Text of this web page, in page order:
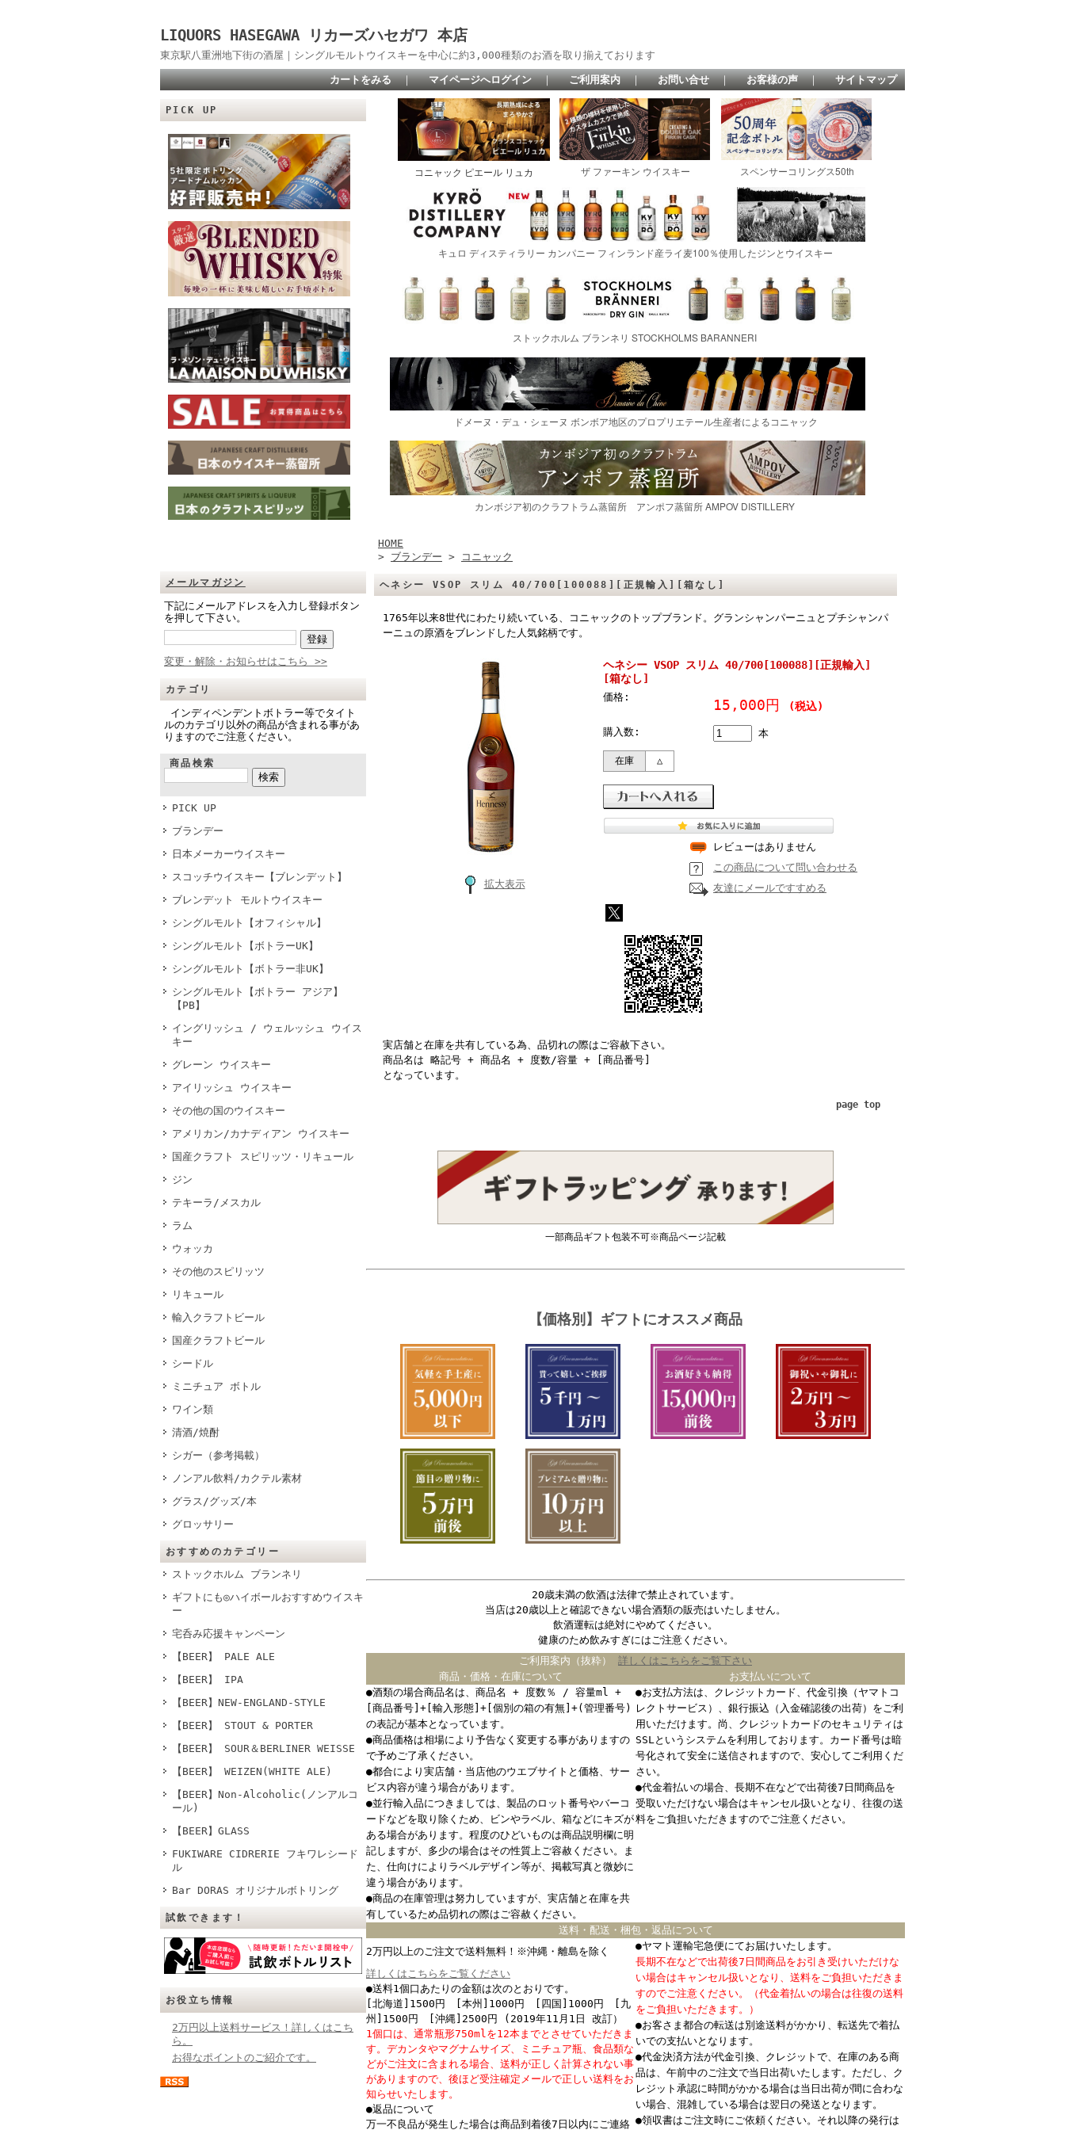
LIQUORS HASEGAWA リカーズハセガワ 本店
東京駅八重洲地下街の酒屋｜シングルモルトウイスキーを中心に約3,000種類のお酒を取り揃えております
カートをみる ｜ マイページへログイン ｜ ご利用案内 ｜ お問い合せ ｜ お客様の声 ｜ サイトマップ
PICK UP
メールマガジン
下記にメールアドレスを入力し登録ボタン
を押して下さい。
変更・解除・お知らせはこちら >>
カテゴリ
インディペンデントボトラー等でタイト
ルのカテゴリ以外の商品が含まれる事があ
りますのでご注意ください。
商品検索
PICK UP
ブランデー
日本メーカーウイスキー
スコッチウイスキー【ブレンデット】
ブレンデット モルトウイスキー
シングルモルト【オフィシャル】
シングルモルト【ボトラーUK】
シングルモルト【ボトラー非UK】
シングルモルト【ボトラー アジア】
【PB】
イングリッシュ / ウェルッシュ ウイス
キー
グレーン ウイスキー
アイリッシュ ウイスキー
その他の国のウイスキー
アメリカン/カナディアン ウイスキー
国産クラフト スピリッツ・リキュール
ジン
テキーラ/メスカル
ラム
ウォッカ
その他のスピリッツ
リキュール
輸入クラフトビール
国産クラフトビール
シードル
ミニチュア ボトル
ワイン類
清酒/焼酎
シガー（参考掲載）
ノンアル飲料/カクテル素材
グラス/グッズ/本
グロッサリー
おすすめのカテゴリー
ストックホルム ブランネリ
ギフトにも◎ハイボールおすすめウイスキ
ー
宅呑み応援キャンペーン
【BEER】 PALE ALE
【BEER】 IPA
【BEER】NEW-ENGLAND-STYLE
【BEER】 STOUT & PORTER
【BEER】 SOUR＆BERLINER WEISSE
【BEER】 WEIZEN(WHITE ALE)
【BEER】Non-Alcoholic(ノンアルコ
ール)
【BEER】GLASS
FUKIWARE CIDRERIE フキワレシード
ル
Bar DORAS オリジナルボトリング
試飲できます！
お役立ち情報
2万円以上送料サービス！詳しくはこち
ら。
お得なポイントのご紹介です。
HOME
> ブランデー > コニャック
ヘネシー VSOP スリム 40/700[100088][正規輸入][箱なし]
1765年以来8世代にわたり続いている、コニャックのトップブランド。グランシャンパーニュとプチシャンパ
ーニュの原酒をブレンドした人気銘柄です。
拡大表示
ヘネシー VSOP スリム 40/700[100088][正規輸入]
[箱なし]
価格: 15,000円 (税込)
購入数: 本
在庫 △
レビューはありません
この商品について問い合わせる
友達にメールですすめる
実店舗と在庫を共有している為、品切れの際はご容赦下さい。
商品名は 略記号 + 商品名 + 度数/容量 + [商品番号]
となっています。
page top
一部商品ギフト包装不可※商品ページ記載
20歳未満の飲酒は法律で禁止されています。
当店は20歳以上と確認できない場合酒類の販売はいたしません。
飲酒運転は絶対にやめてください。
健康のため飲みすぎにはご注意ください。
ご利用案内（抜粋） 詳しくはこちらをご覧下さい
商品・価格・在庫について
お支払いについて
●酒類の場合商品名は、商品名 + 度数％ / 容量ml +
[商品番号]+[輸入形態]+[個別の箱の有無]+(管理番号)
の表記が基本となっています。
●商品価格は相場により予告なく変更する事がありますの
で予めご了承ください。
●都合により実店舗・当店他のウエブサイトと価格、サー
ビス内容が違う場合があります。
●並行輸入品につきましては、製品のロット番号やバーコ
ードなどを取り除くため、ビンやラベル、箱などにキズが
ある場合があります。程度のひどいものは商品説明欄に明
記しますが、多少の場合はその性質上ご容赦ください。ま
た、仕向けによりラベルデザイン等が、掲載写真と微妙に
違う場合があります。
●商品の在庫管理は努力していますが、実店舗と在庫を共
有しているため品切れの際はご容赦ください。
●お支払方法は、クレジットカード、代金引換（ヤマトコ
レクトサービス）、銀行振込（入金確認後の出荷）をご利
用いただけます。尚、クレジットカードのセキュリティは
SSLというシステムを利用しております。カード番号は暗
号化されて安全に送信されますので、安心してご利用くだ
さい。
●代金着払いの場合、長期不在などで出荷後7日間商品を
受取いただけない場合はキャンセル扱いとなり、往復の送
料をご負担いただきますのでご注意ください。
送料・配送・梱包・返品について
2万円以上のご注文で送料無料！※沖縄・離島を除く
詳しくはこちらをご覧ください
●送料1個口あたりの金額は次のとおりです。
[北海道]1500円 [本州]1000円 [四国]1000円 [九
州]1500円 [沖縄]2500円 (2019年11月1日 改訂）
1個口は、通常瓶形750mlを12本までとさせていただきま
す。デカンタやマグナムサイズ、ミニチュア瓶、食品類な
どがご注文に含まれる場合、送料が正しく計算されない事
がありますので、後ほど受注確定メールで正しい送料をお
知らせいたします。
●返品について
万一不良品が発生した場合は商品到着後7日以内にご連絡
●ヤマト運輸宅急便にてお届けいたします。
長期不在などで出荷後7日間商品をお引き受けいただけな
い場合はキャンセル扱いとなり、送料をご負担いただきま
すのでご注意ください。（代金着払いの場合は往復の送料
をご負担いただきます。）
●お客さま都合の転送は別途送料がかかり、転送先で着払
いでの支払いとなります。
●代金決済方法が代金引換、クレジットで、在庫のある商
品は、午前中のご注文で当日出荷いたします。ただし、ク
レジット承認に時間がかかる場合は当日出荷が間に合わな
い場合、混雑している場合は翌日の発送となります。
●領収書はご注文時にご依頼ください。それ以降の発行は